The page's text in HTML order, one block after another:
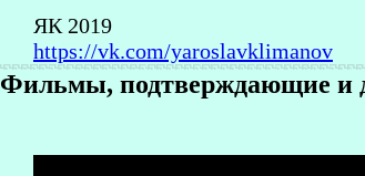
ЯК 2019
https://vk.com/yaroslavklimanov
Фильмы, подтверждающие и